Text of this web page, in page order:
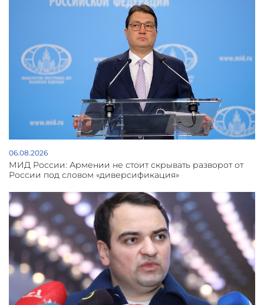
06.08.2026
МИД России: Армении не стоит скрывать разворот от
России под словом «диверсификация»